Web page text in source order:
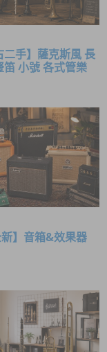
二手】薩克斯風 長
笛 小號 各式管樂
新】音箱&效果器